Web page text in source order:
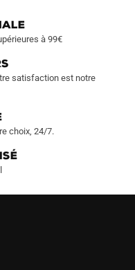
page
à 99€
satisfaction est notre
choix, 24/7.